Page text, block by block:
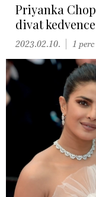
Priyanka
divat kedvence
2023.02.10. 1